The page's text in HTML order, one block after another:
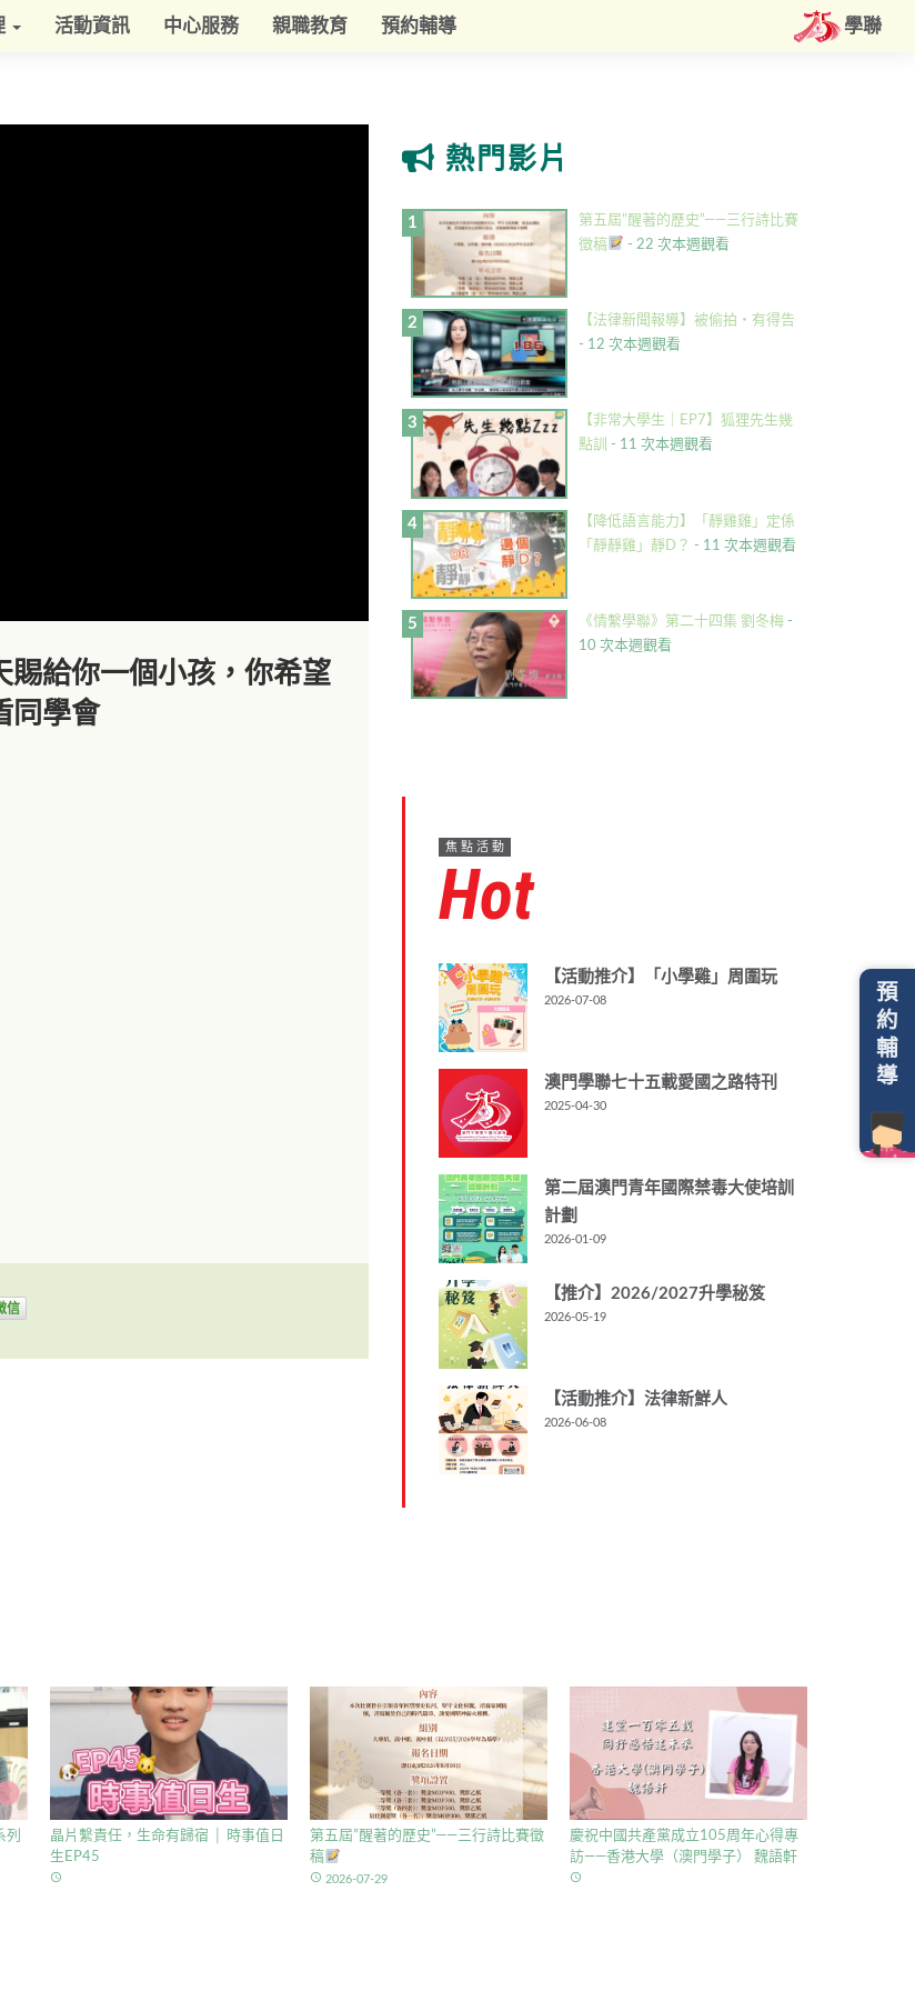
活動資訊 中心服務 親職教育 預約輔導 學聯
預
約
輔
導
賜給你一個小孩，你希望
同學會
信
熱門影片
第五屆”醒著的歷史”——三行詩比賽
徵稿
- 22 次本週觀看
【法律新聞報導】被偷拍・有得告
- 12 次本週觀看
【非常大學生｜EP7】狐狸先生幾
點訓 - 11 次本週觀看
【降低語言能力】「靜雞雞」定係
「靜靜雞」靜D？ - 11 次本週觀看
《情繫學聯》第二十四集 劉冬梅 -
10 次本週觀看
焦點活動
Hot
【活動推介】「小學雞」周圍玩
2026-07-08
澳門學聯七十五載愛國之路特刊
2025-04-30
第二屆澳門青年國際禁毒大使培訓
計劃
2026-01-09
【推介】2026/2027升學秘笈
2026-05-19
【活動推介】法律新鮮人
2026-06-08
列
晶片繫責任，生命有歸宿 │ 時事值日
生EP45
access_time
第五屆”醒著的歷史”——三行詩比賽徵
稿
access_time 2026-07-29
慶祝中國共產黨成立105周年心得專
訪——香港大學（澳門學子） 魏語軒
access_time